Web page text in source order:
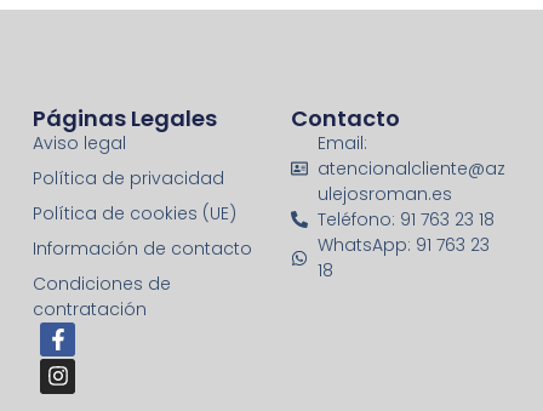
Páginas Legales
Aviso legal
Política de privacidad
Política de cookies (UE)
Información de contacto
Condiciones de
contratación
Contacto
Email:
atencionalcliente@az
ulejosroman.es
Teléfono: 91 763 23 18
WhatsApp: 91 763 23
18
F
a
c
e
I
n
s
t